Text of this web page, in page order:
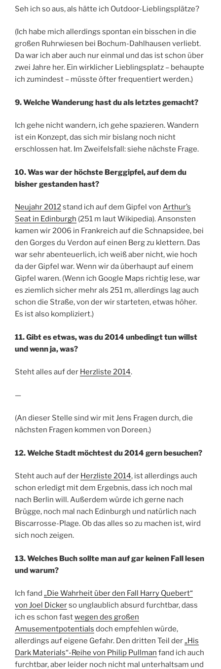
Seh ich so aus, als hätte ich Outdoor-Lieblingsplätze?
(Ich habe mich allerdings spontan ein bisschen in die
großen Ruhrwiesen bei Bochum-Dahlhausen verliebt.
Da war ich aber auch nur einmal und das ist schon über
zwei Jahre her. Ein wirklicher Lieblingsplatz – behaupte
ich zumindest – müsste öfter frequentiert werden.)
9. Welche Wanderung hast du als letztes gemacht?
Ich gehe nicht wandern, ich gehe spazieren. Wandern
ist ein Konzept, das sich mir bislang noch nicht
erschlossen hat. Im Zweifelsfall: siehe nächste Frage.
10. Was war der höchste Berggipfel, auf dem du
bisher gestanden hast?
Neujahr 2012stand ich auf dem Gipfel von Arthur’s
Seat in Edinburgh (251 m laut Wikipedia). Ansonsten
kamen wir 2006 in Frankreich auf die Schnapsidee, bei
den Gorges du Verdon auf einen Berg zu klettern. Das
war sehr abenteuerlich, ich weiß aber nicht, wie hoch
da der Gipfel war. Wenn wir da überhaupt auf einem
Gipfel waren. (Wenn ich Google Maps richtig lese, war
es ziemlich sicher mehr als 251 m, allerdings lag auch
schon die Straße, von der wir starteten, etwas höher.
Es ist also kompliziert.)
11. Gibt es etwas, was du 2014 unbedingt tun willst
und wenn ja, was?
Steht alles auf der Herzliste 2014.
—
(An dieser Stelle sind wir mit Jens Fragen durch, die
nächsten Fragen kommen von Doreen.)
12. Welche Stadt möchtest du 2014 gern besuchen?
Steht auch auf der Herzliste 2014, ist allerdings auch
schon erledigt mit dem Ergebnis, dass ich noch mal
nach Berlin will. Außerdem würde ich gerne nach
Brügge, noch mal nach Edinburgh und natürlich nach
Biscarrosse-Plage. Ob das alles so zu machen ist, wird
sich noch zeigen.
13. Welches Buch sollte man auf gar keinen Fall lesen
und warum?
Ich fand „Die Wahrheit über den Fall Harry Quebert“
von Joel Dickerso unglaublich absurd furchtbar, dass
ich es schon fastwegen des großen
Amusementpotentials doch empfehlen würde,
allerdings auf eigene Gefahr. Den dritten Teil der„His
Dark Materials“-Reihe von Philip Pullman fand ich auch
furchtbar, aber leider noch nicht mal unterhaltsam und